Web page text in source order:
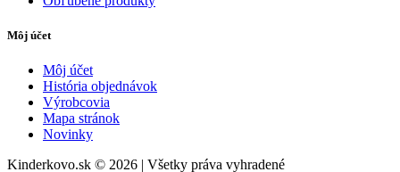
Môj účet
Môj účet
História objednávok
Výrobcovia
Mapa stránok
Novinky
Kinderkovo.sk © 2026 | Všetky práva vyhradené